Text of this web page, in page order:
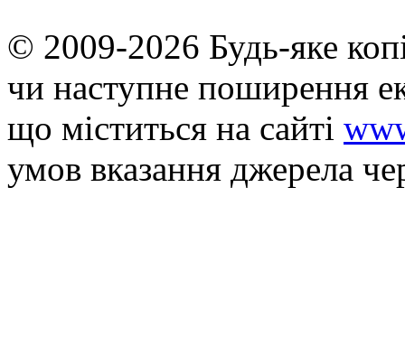
© 2009-2026 Будь-яке
чи наступне поширення
що мiститься на сайті
умов вказання джерела